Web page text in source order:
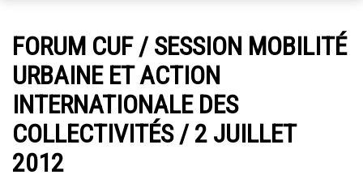
contact@villes-developpement.org
Accueil
L’association
Qui sommes-nous ?
Présentation vidéo
FORUM CUF / SESSION MOBILITÉ
URBAINE ET ACTION
INTERNATIONALE DES
COLLECTIVITÉS / 2 JUILLET
2012